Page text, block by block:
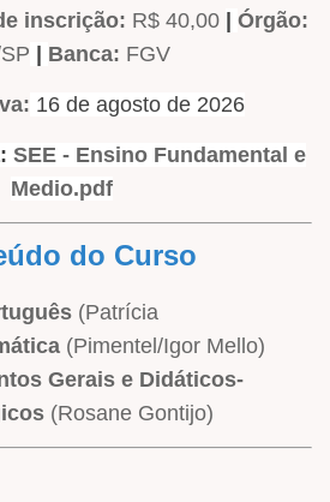
inscrição: R$ 40,00 | Órgão:
| Banca: FGV
16 de agosto de 2026
SEE - Ensino Fundamental e
Medio.pdf
do Curso
(Patrícia
(Pimentel/Igor Mello)
Gerais e Didáticos-
(Rosane Gontijo)